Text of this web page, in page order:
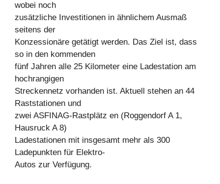
wobei noch
zusätzliche Investitionen in ähnlichem Ausmaß
seitens der
Konzessionäre getätigt werden. Das Ziel ist, dass
so in den kommenden
fünf Jahren alle 25 Kilometer eine Ladestation am
hochrangigen
Streckennetz vorhanden ist. Aktuell stehen an 44
Raststationen und
zwei ASFINAG-Rastplätz en (Roggendorf A 1,
Hausruck A 8)
Ladestationen mit insgesamt mehr als 300
Ladepunkten für Elektro-
Autos zur Verfügung.